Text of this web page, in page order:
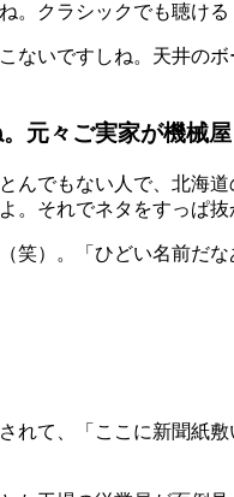
。クラシックでも聴ける
ないですしね。天井の
元々ご実家が機械
んでもない人で、北海
それでネタをすっぱ抜
）。「ひどい名前だ
れて、「ここに新聞紙